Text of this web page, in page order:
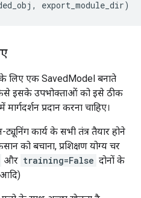
, export_module_dir)
लिए एक SavedModel बनाते
इसके उपभोक्ताओं को इसे ठीक
प्रदान करना चाहिए।
कार्य के सभी तंत्र तैयार होने
को बचाना, प्रशिक्षण योग्य चर
और training=False दोनों के
आदि)